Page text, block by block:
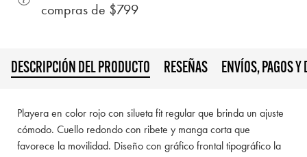
compras de $799
DESCRIPCIÓN DEL PRODUCTO RESEÑAS ENVÍOS, PAGOS Y
Playera en color rojo con silueta fit regular que brinda un ajuste
cómodo. Cuello redondo con ribete y manga corta que
favorece la movilidad. Diseño con gráfico frontal tipográfico la